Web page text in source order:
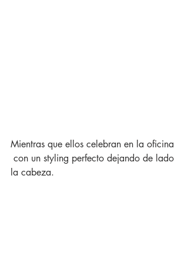
Mientras que ellos celebran en la oficina
con un styling perfecto dejando de lado
la cabeza.